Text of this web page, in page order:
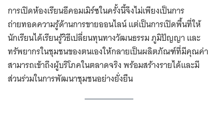
การเปิดห้องเรียนอีคอมเมิร์ซในครั้งนี้จึงไม่เพียงเป็นการ
ถ่ายทอดความรู้ด้านการขายออนไลน์ แต่เป็นการเปิดพื้นที่ให้
นักเรียนได้เรียนรู้วิธีเปลี่ยนทุนทางวัฒนธรรม ภูมิปัญญา และ
ทรัพยากรในชุมชนของตนเองให้กลายเป็นผลิตภัณฑ์ที่มีคุณค่า
สามารถเข้าถึงผู้บริโภคในตลาดจริง พร้อมสร้างรายได้และมี
ส่วนร่วมในการพัฒนาชุมชนอย่างยั่งยืน